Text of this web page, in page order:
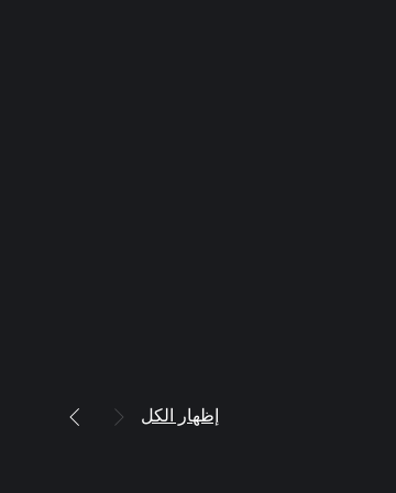
إظهار الكل